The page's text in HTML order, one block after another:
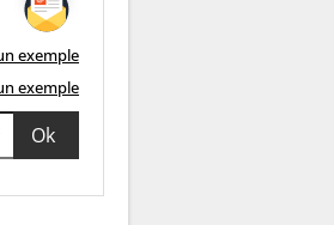
exemple
exemple